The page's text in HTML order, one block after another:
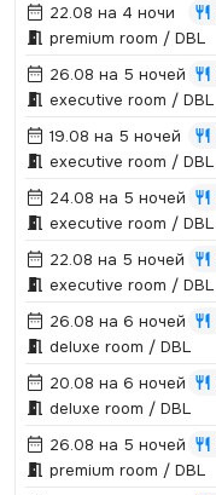
22.08 на 4 ночи
premium room / DBL
26.08 на 5 ночей
executive room / DBL
19.08 на 5 ночей
executive room / DBL
24.08 на 5 ночей
executive room / DBL
22.08 на 5 ночей
executive room / DBL
26.08 на 6 ночей
deluxe room / DBL
20.08 на 6 ночей
deluxe room / DBL
26.08 на 5 ночей
premium room / DBL